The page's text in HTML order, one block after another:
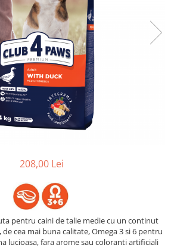
208,00 Lei
pentru caini de talie medie cu un continut
cea mai buna calitate, Omega 3 si 6 pentru
lucioasa, fara arome sau coloranti artificiali